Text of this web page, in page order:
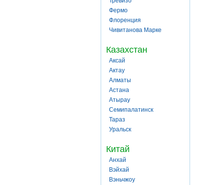
Фермо
Флоренция
Чивитанова Марке
Казахстан
Аксай
Актау
Алматы
Астана
Атырау
Семипалатинск
Тараз
Уральск
Китай
Анхай
Вэйхай
Вэньчжоу